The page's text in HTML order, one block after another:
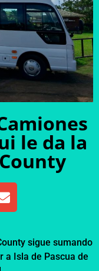
le da la
sigue sumando
a Isla de Pascua de